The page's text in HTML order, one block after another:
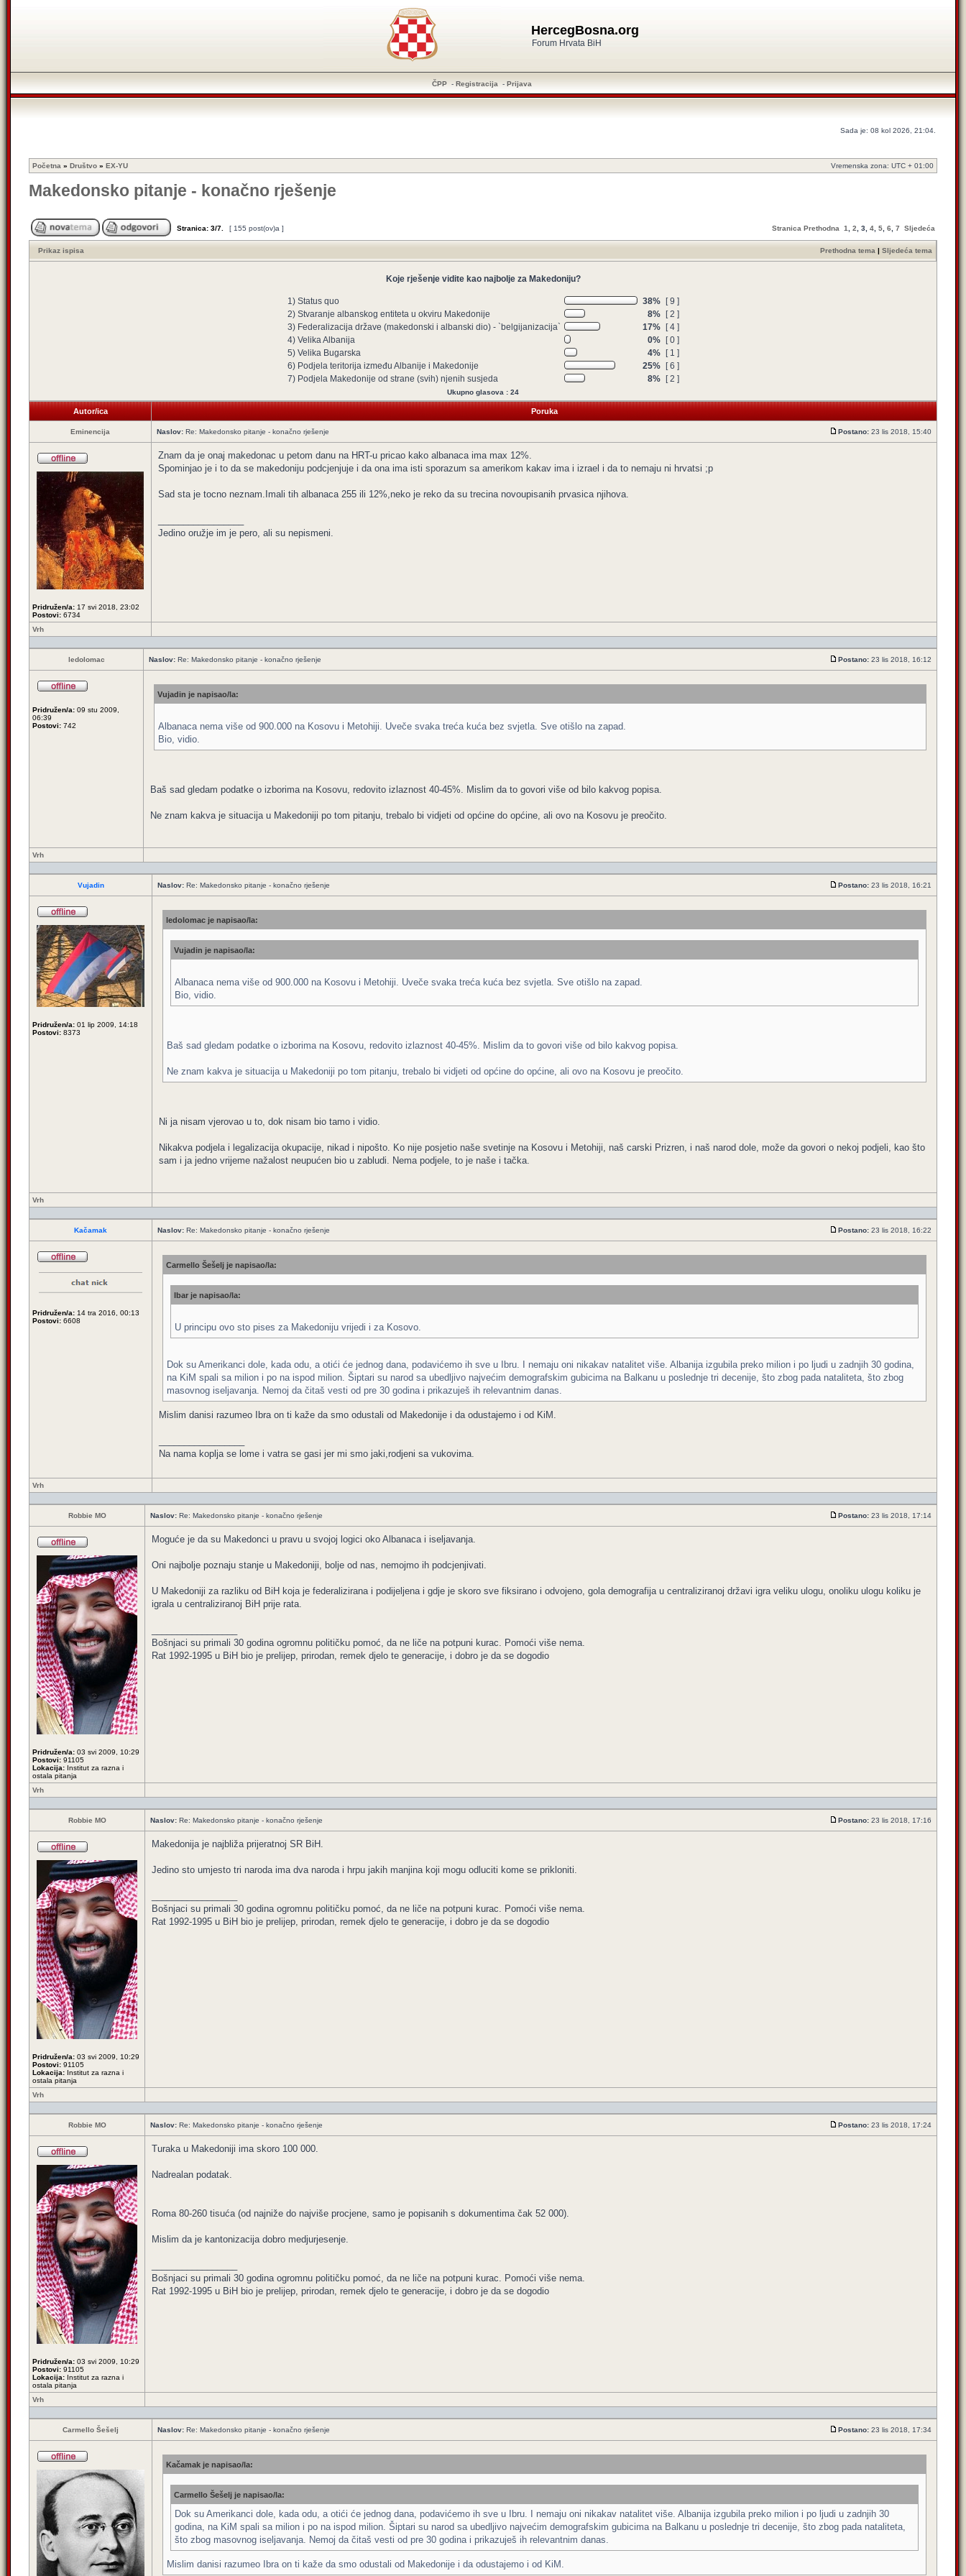
HercegBosna.org
Forum Hrvata BiH
ČPP - Registracija - Prijava
Sada je: 08 kol 2026, 21:04.
Početna » Društvo » EX-YU Vremenska zona: UTC + 01:00
Makedonsko pitanje - konačno rješenje
Stranica: 3/7 [ 155 post(ov)a ] Stranica Prethodna 1 2 3 4 5 6 7 Sljedeća
Prikaz ispisa Prethodna tema | Sljedeća tema
Koje rješenje vidite kao najbolje za Makedoniju?
1) Status quo 38%
[ 9 ]
2) Stvaranje albanskog entiteta u okviru Makedonije
8%
[ 2 ]
3) Federalizacija države (makedonski i albanski dio) - `belgijanizacija`
17%
[ 4 ]
4) Velika Albanija
0%
[ 0 ]
5) Velika Bugarska
4%
[ 1 ]
6) Podjela teritorija između Albanije i Makedonije
25%
[ 6 ]
7) Podjela Makedonije od strane (svih) njenih susjeda
8% [ 2 ]
Ukupno glasova : 24
Autor/ica Poruka
Eminencija Naslov: Re: Makedonsko pitanje - konačno rješenje Postano: 23 lis 2018, 15:40
Pridružen/a: 17 svi 2018, 23:02
Postovi: 6734
Znam da je onaj makedonac u petom danu na HRT-u pricao kako albanaca ima max 12%.
Spominjao je i to da se makedoniju podcjenjuje i da ona ima isti sporazum sa amerikom kakav ima i izrael i da to nemaju ni hrvatsi ;p
Sad sta je tocno neznam.Imali tih albanaca 255 ili 12%,neko je reko da su trecina novoupisanih prvasica njihova.
Jedino oružje im je pero, ali su nepismeni.
Vrh
ledolomac Naslov: Re: Makedonsko pitanje - konačno rješenje Postano: 23 lis 2018, 16:12
Pridružen/a: 09 stu 2009,
06:39
Postovi: 742
Vujadin je napisao/la:
Albanaca nema više od 900.000 na Kosovu i Metohiji. Uveče svaka treća kuća bez svjetla. Sve otišlo na zapad.
Bio, vidio.
Baš sad gledam podatke o izborima na Kosovu, redovito izlaznost 40-45%. Mislim da to govori više od bilo kakvog popisa.
Ne znam kakva je situacija u Makedoniji po tom pitanju, trebalo bi vidjeti od općine do općine, ali ovo na Kosovu je preočito.
Vrh
Vujadin Naslov: Re: Makedonsko pitanje - konačno rješenje Postano: 23 lis 2018, 16:21
Pridružen/a: 01 lip 2009, 14:18
Postovi: 8373
ledolomac je napisao/la:
Vujadin je napisao/la:
Albanaca nema više od 900.000 na Kosovu i Metohiji. Uveče svaka treća kuća bez svjetla. Sve otišlo na zapad.
Bio, vidio.
Baš sad gledam podatke o izborima na Kosovu, redovito izlaznost 40-45%. Mislim da to govori više od bilo kakvog popisa.
Ne znam kakva je situacija u Makedoniji po tom pitanju, trebalo bi vidjeti od općine do općine, ali ovo na Kosovu je preočito.
Ni ja nisam vjerovao u to, dok nisam bio tamo i vidio.
Nikakva podjela i legalizacija okupacije, nikad i nipošto. Ko nije posjetio naše svetinje na Kosovu i Metohiji, naš carski Prizren, i naš narod dole, može da govori o nekoj podjeli, kao što
sam i ja jedno vrijeme nažalost neupućen bio u zabludi. Nema podjele, to je naše i tačka.
Vrh
Kačamak Naslov: Re: Makedonsko pitanje - konačno rješenje Postano: 23 lis 2018, 16:22
Pridružen/a: 14 tra 2016, 00:13
Postovi: 6608
Carmello Šešelj je napisao/la:
Ibar je napisao/la:
U principu ovo sto pises za Makedoniju vrijedi i za Kosovo.
Dok su Amerikanci dole, kada odu, a otići će jednog dana, podavićemo ih sve u Ibru. I nemaju oni nikakav natalitet više. Albanija izgubila preko milion i po ljudi u zadnjih 30 godina,
na KiM spali sa milion i po na ispod milion. Šiptari su narod sa ubedljivo najvećim demografskim gubicima na Balkanu u poslednje tri decenije, što zbog pada nataliteta, što zbog
masovnog iseljavanja. Nemoj da čitaš vesti od pre 30 godina i prikazuješ ih relevantnim danas.
Mislim danisi razumeo Ibra on ti kaže da smo odustali od Makedonije i da odustajemo i od KiM.
Na nama koplja se lome i vatra se gasi jer mi smo jaki,rodjeni sa vukovima.
Vrh
Robbie MO Naslov: Re: Makedonsko pitanje - konačno rješenje Postano: 23 lis 2018, 17:14
Pridružen/a: 03 svi 2009, 10:29
Postovi: 91105
Lokacija: Institut za razna i
ostala pitanja
Moguće je da su Makedonci u pravu u svojoj logici oko Albanaca i iseljavanja.
Oni najbolje poznaju stanje u Makedoniji, bolje od nas, nemojmo ih podcjenjivati.
U Makedoniji za razliku od BiH koja je federalizirana i podijeljena i gdje je skoro sve fiksirano i odvojeno, gola demografija u centraliziranoj državi igra veliku ulogu, onoliku ulogu koliku je
igrala u centraliziranoj BiH prije rata.
Bošnjaci su primali 30 godina ogromnu političku pomoć, da ne liče na potpuni kurac. Pomoći više nema.
Rat 1992-1995 u BiH bio je prelijep, prirodan, remek djelo te generacije, i dobro je da se dogodio
Vrh
Robbie MO Naslov: Re: Makedonsko pitanje - konačno rješenje Postano: 23 lis 2018, 17:16
Pridružen/a: 03 svi 2009, 10:29
Postovi: 91105
Lokacija: Institut za razna i
ostala pitanja
Makedonija je najbliža prijeratnoj SR BiH.
Jedino sto umjesto tri naroda ima dva naroda i hrpu jakih manjina koji mogu odluciti kome se prikloniti.
Bošnjaci su primali 30 godina ogromnu političku pomoć, da ne liče na potpuni kurac. Pomoći više nema.
Rat 1992-1995 u BiH bio je prelijep, prirodan, remek djelo te generacije, i dobro je da se dogodio
Vrh
Robbie MO Naslov: Re: Makedonsko pitanje - konačno rješenje Postano: 23 lis 2018, 17:24
Pridružen/a: 03 svi 2009, 10:29
Postovi: 91105
Lokacija: Institut za razna i
ostala pitanja
Turaka u Makedoniji ima skoro 100 000.
Nadrealan podatak.
Roma 80-260 tisuća (od najniže do najviše procjene, samo je popisanih s dokumentima čak 52 000).
Mislim da je kantonizacija dobro medjurjesenje.
Bošnjaci su primali 30 godina ogromnu političku pomoć, da ne liče na potpuni kurac. Pomoći više nema.
Rat 1992-1995 u BiH bio je prelijep, prirodan, remek djelo te generacije, i dobro je da se dogodio
Vrh
Carmello Šešelj Naslov: Re: Makedonsko pitanje - konačno rješenje Postano: 23 lis 2018, 17:34
Kačamak je napisao/la:
Carmello Šešelj je napisao/la:
Dok su Amerikanci dole, kada odu, a otići će jednog dana, podavićemo ih sve u Ibru. I nemaju oni nikakav natalitet više. Albanija izgubila preko milion i po ljudi u zadnjih 30
godina, na KiM spali sa milion i po na ispod milion. Šiptari su narod sa ubedljivo najvećim demografskim gubicima na Balkanu u poslednje tri decenije, što zbog pada nataliteta,
što zbog masovnog iseljavanja. Nemoj da čitaš vesti od pre 30 godina i prikazuješ ih relevantnim danas.
Mislim danisi razumeo Ibra on ti kaže da smo odustali od Makedonije i da odustajemo i od KiM.